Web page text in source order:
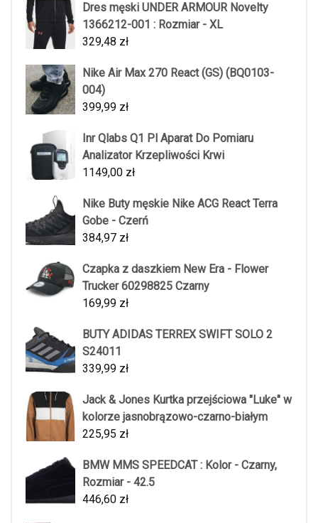
Dres męski UNDER ARMOUR Novelty
1366212-001 : Rozmiar - XL
329,48 zł
Nike Air Max 270 React (GS) (BQ0103-
004)
399,99 zł
Inr Qlabs Q1 Pl Aparat Do Pomiaru
Analizator Krzepliwości Krwi
1149,00 zł
Nike Buty męskie Nike ACG React Terra
Gobe - Czerń
384,97 zł
Czapka z daszkiem New Era - Flower
Trucker 60298825 Czarny
169,99 zł
BUTY ADIDAS TERREX SWIFT SOLO 2
S24011
339,99 zł
Jack & Jones Kurtka przejściowa "Luke" w
kolorze jasnobrązowo-czarno-białym
225,95 zł
BMW MMS SPEEDCAT : Kolor - Czarny,
Rozmiar - 42.5
446,60 zł